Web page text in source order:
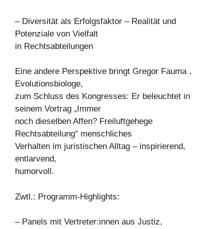
– Diversität als Erfolgsfaktor – Realität und
Potenziale von Vielfalt
in Rechtsabteilungen
Eine andere Perspektive bringt Gregor Fauma ,
Evolutionsbiologe,
zum Schluss des Kongresses: Er beleuchtet in
seinem Vortrag „Immer
noch dieselben Affen? Freiluftgehege
Rechtsabteilung“ menschliches
Verhalten im juristischen Alltag – inspirierend,
entlarvend,
humorvoll.
Zwtl.: Programm-Highlights:
– Panels mit Vertreter:innen aus Justiz,